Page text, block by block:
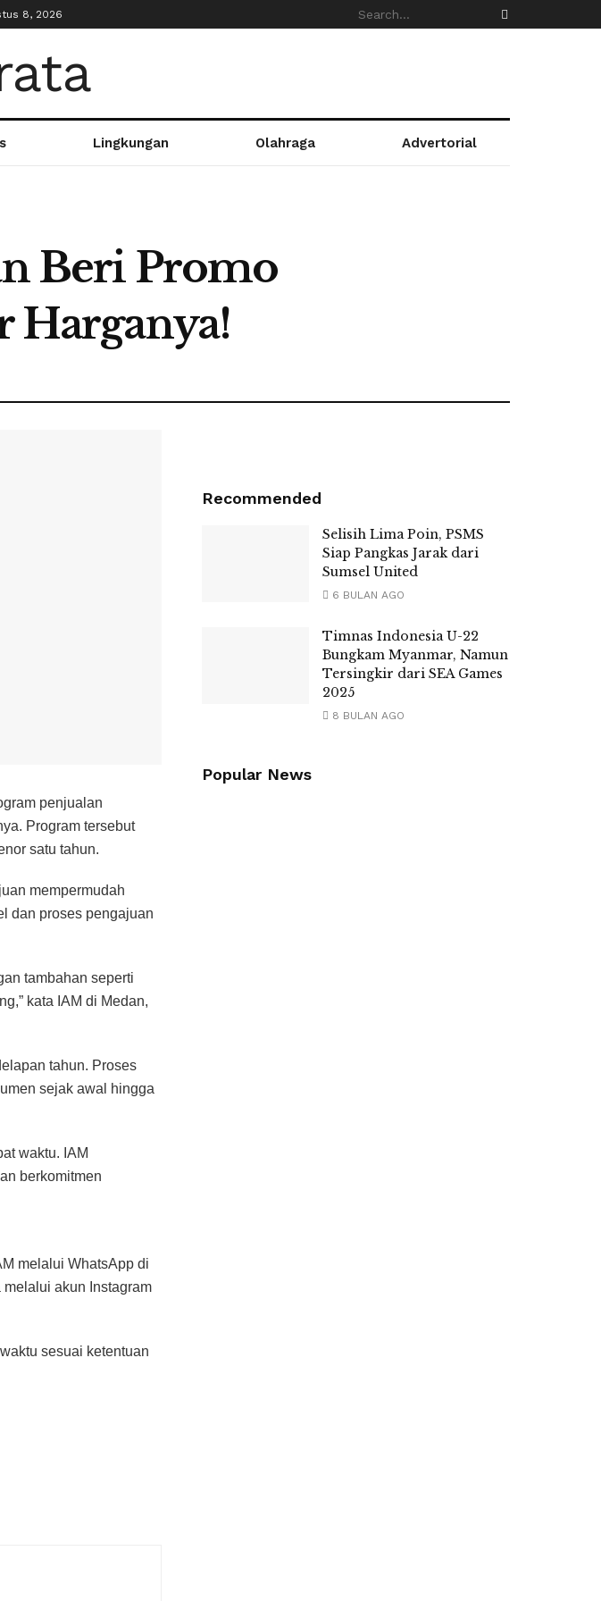
8, 2026
Lingkungan Olahraga Advertorial
Beri Promo
Harganya!
penjualan
Program tersebut
satu tahun.
mempermudah
dan proses pengajuan
tambahan seperti
kata IAM di Medan,
tahun. Proses
sejak awal hingga
waktu. IAM
berkomitmen
melalui WhatsApp di
akun Instagram
sesuai ketentuan
Recommended
Selisih Lima Poin, PSMS
Siap Pangkas Jarak dari
Sumsel United
6 BULAN AGO
Timnas Indonesia U-22
Bungkam Myanmar, Namun
Tersingkir dari SEA Games
2025
8 BULAN AGO
Popular News